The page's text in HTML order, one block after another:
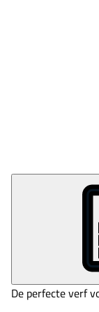
De perfecte verf